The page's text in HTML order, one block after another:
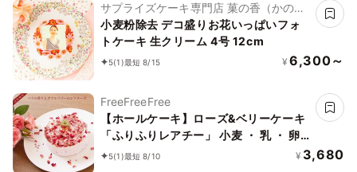
サプライズケーキ専門店 菓の香（かの
か）
小麦粉除去 デコ盛りお花いっぱいフォ
トケーキ 生クリーム 4号 12cm
5(1)最短 8/15 ¥ 6,300～
FreeFreeFree
【ホールケーキ】ローズ&ベリーケーキ
「ふりふりレアチー」 小麦 ・ 乳 ・ 卵
不使用 4号 バレンタイン
5(1)最短 8/10 ¥ 3,680